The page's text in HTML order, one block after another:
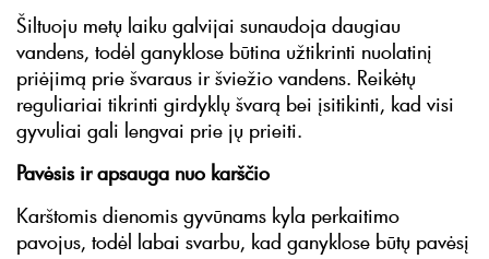
Šiltuoju metų laiku galvijai sunaudoja daugiau
vandens, todėl ganyklose būtina užtikrinti nuolatinį
priėjimą prie švaraus ir šviežio vandens. Reikėtų
reguliariai tikrinti girdyklų švarą bei įsitikinti, kad visi
gyvuliai gali lengvai prie jų prieiti.
Pavėsis ir apsauga nuo karščio
Karštomis dienomis gyvūnams kyla perkaitimo
pavojus, todėl labai svarbu, kad ganyklose būtų pavėsį